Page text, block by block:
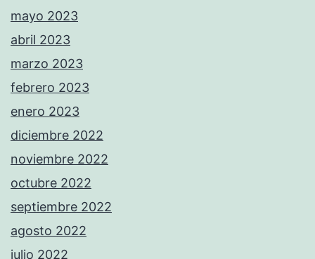
mayo 2023
abril 2023
marzo 2023
febrero 2023
enero 2023
diciembre 2022
noviembre 2022
octubre 2022
septiembre 2022
agosto 2022
julio 2022